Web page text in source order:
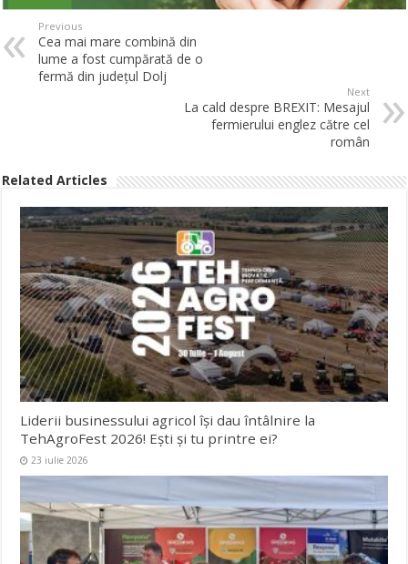
Previous
Cea mai mare combină din
lume a fost cumpărată de o
fermă din judeţul Dolj
Next
La cald despre BREXIT: Mesajul
fermierului englez către cel
român
Related Articles
Liderii businessului agricol își dau întâlnire la
TehAgroFest 2026! Ești și tu printre ei?
23 iulie 2026